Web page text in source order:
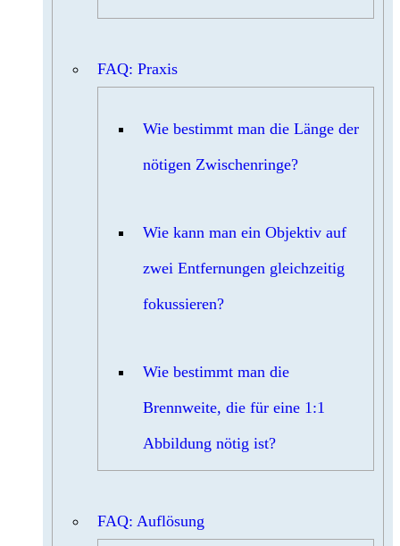
FAQ: Praxis
Wie bestimmt man die Länge der
nötigen Zwischenringe?
Wie kann man ein Objektiv auf
zwei Entfernungen gleichzeitig
fokussieren?
Wie bestimmt man die
Brennweite, die für eine 1:1
Abbildung nötig ist?
FAQ: Auflösung